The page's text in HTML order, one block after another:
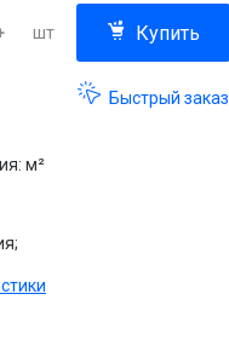
шт Купить
Быстрый заказ
м²